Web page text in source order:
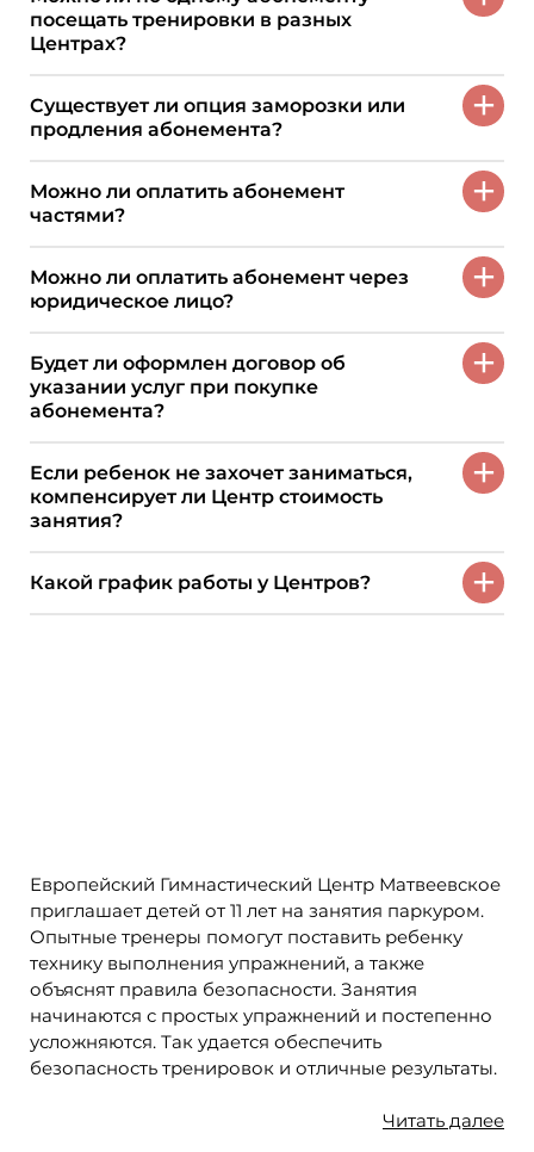
посещать тренировки в разных
Центрах?
Существует ли опция заморозки или
продления абонемента?
+
Можно ли оплатить абонемент
частями?
+
Можно ли оплатить абонемент через
юридическое лицо?
+
Будет ли оформлен договор об
указании услуг при покупке
абонемента?
+
Если ребенок не захочет заниматься,
компенсирует ли Центр стоимость
занятия?
+
Какой график работы у Центров? +
Европейский Гимнастический Центр Матвеевское
приглашает детей от 11 лет на занятия паркуром.
Опытные тренеры помогут поставить ребенку
технику выполнения упражнений, а также
объяснят правила безопасности. Занятия
начинаются с простых упражнений и постепенно
усложняются. Так удается обеспечить
безопасность тренировок и отличные результаты.
Что такое паркур и как